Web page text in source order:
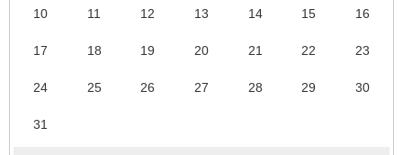
10 11 12 13 14 15 16
17 18 19 20 21 22 23
24 25 26 27 28 29 30
31